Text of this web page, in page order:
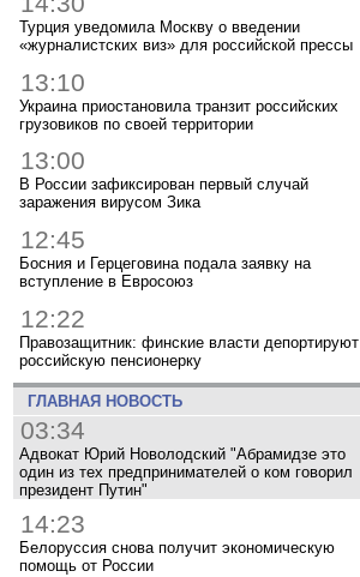
Турция уведомила Москву о введении
«журналистских виз» для российской прессы
13:10
Украина приостановила транзит российских
грузовиков по своей территории
13:00
В России зафиксирован первый случай
заражения вирусом Зика
12:45
Босния и Герцеговина подала заявку на
вступление в Евросоюз
12:22
Правозащитник: финские власти депортируют
российскую пенсионерку
ГЛАВНАЯ НОВОСТЬ
03:34
Адвокат Юрий Новолодский "Абрамидзе это
один из тех предпринимателей о ком говорил
президент Путин"
14:23
Белоруссия снова получит экономическую
помощь от России